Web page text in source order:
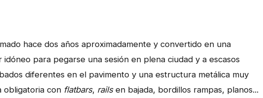
hace dos años aproximadamente y convertido en una
para pegarse una sesión en plena ciudad y a escasos
diferentes en el pavimento y una estructura metálica muy
obligatoria con flatbars, railsen bajada, bordillos rampas, planos...